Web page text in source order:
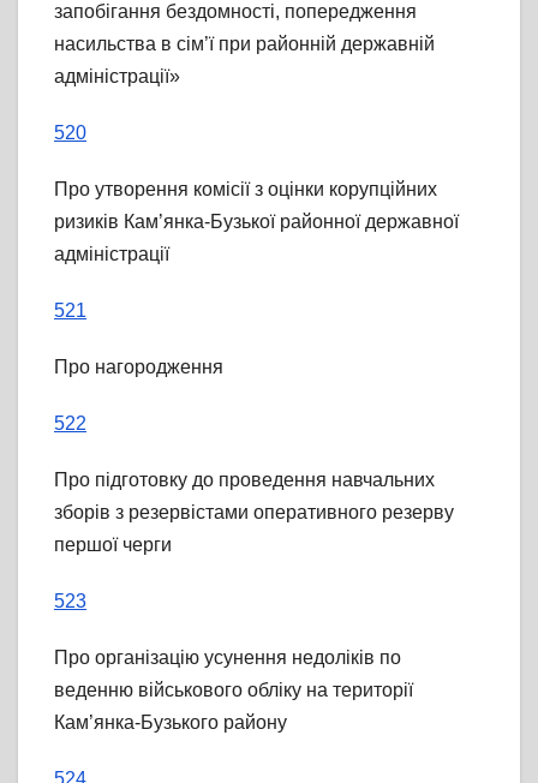
запобігання бездомності, попередження
насильства в сім’ї при районній державній
адміністрації»
520
Про утворення комісії з оцінки корупційних
ризиків Кам’янка-Бузької районної державної
адміністрації
521
Про нагородження
522
Про підготовку до проведення навчальних
зборів з резервістами оперативного резерву
першої черги
523
Про організацію усунення недоліків по
веденню військового обліку на території
Кам’янка-Бузького району